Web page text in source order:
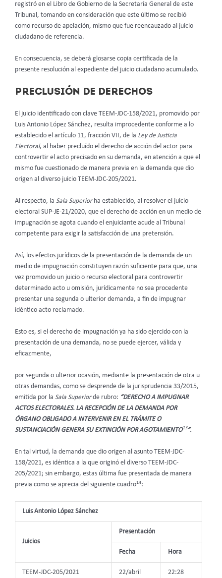
registró en el Libro de Gobierno de la Secretaría General de este
Tribunal, tomando en consideración que este último se recibió
como recurso de apelación, mismo que fue reencauzado al juicio
ciudadano de referencia.
En consecuencia, se deberá glosarse copia certificada de la
presente resolución al expediente del juicio ciudadano acumulado.
PRECLUSIÓN DE DERECHOS
El juicio identificado con clave TEEM-JDC-158/2021, promovido por
Luis Antonio López Sánchez, resulta improcedente conforme a lo
establecido el artículo 11, fracción VII, de la Ley de Justicia
Electoral, al haber precluído el derecho de acción del actor para
controvertir el acto precisado en su demanda, en atención a que el
mismo fue cuestionado de manera previa en la demanda que dio
origen al diverso juicio TEEM-JDC-205/2021.
Al respecto, la Sala Superior ha establecido, al resolver el juicio
electoral SUP-JE-21/2020, que el derecho de acción en un medio de
impugnación se agota cuando el enjuiciante acude al Tribunal
competente para exigir la satisfacción de una pretensión.
Así, los efectos jurídicos de la presentación de la demanda de un
medio de impugnación constituyen razón suficiente para que, una
vez promovido un juicio o recurso electoral para controvertir
determinado acto u omisión, jurídicamente no sea procedente
presentar una segunda o ulterior demanda, a fin de impugnar
idéntico acto reclamado.
Esto es, si el derecho de impugnación ya ha sido ejercido con la
presentación de una demanda, no se puede ejercer, válida y
eficazmente,
por segunda o ulterior ocasión, mediante la presentación de otra u
otras demandas, como se desprende de la jurisprudencia 33/2015,
emitida por la Sala Superiorde rubro: “DERECHO A IMPUGNAR
ACTOS ELECTORALES. LA RECEPCIÓN DE LA DEMANDA POR
ÓRGANO OBLIGADO A INTERVENIR EN EL TRÁMITE O
SUSTANCIACIÓN GENERA SU EXTINCIÓN POR AGOTAMIENTO13”.
En tal virtud, la demanda que dio origen al asunto TEEM-JDC-
158/2021, es idéntica a la que originó el diverso TEEM-JDC-
205/2021; sin embargo, estas última fue presentada de manera
previa como se aprecia del siguiente cuadro14:
Luis Antonio López Sánchez
Juicios
Presentación
Fecha Hora
TEEM-JDC-205/2021 22/abril 22:28